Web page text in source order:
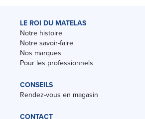
LE ROI DU MATELAS
Notre histoire
Notre savoir-faire
Nos marques
Pour les professionnels
CONSEILS
Rendez-vous en magasin
CONTACT